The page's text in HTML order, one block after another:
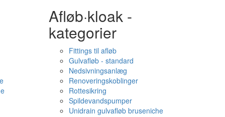
Afløb·kloak -
kategorier
Fittings til afløb
Gulvafløb - standard
Nedsivningsanlæg
Renoveringskoblinger
Rottesikring
Spildevandspumper
Unidrain gulvafløb bruseniche